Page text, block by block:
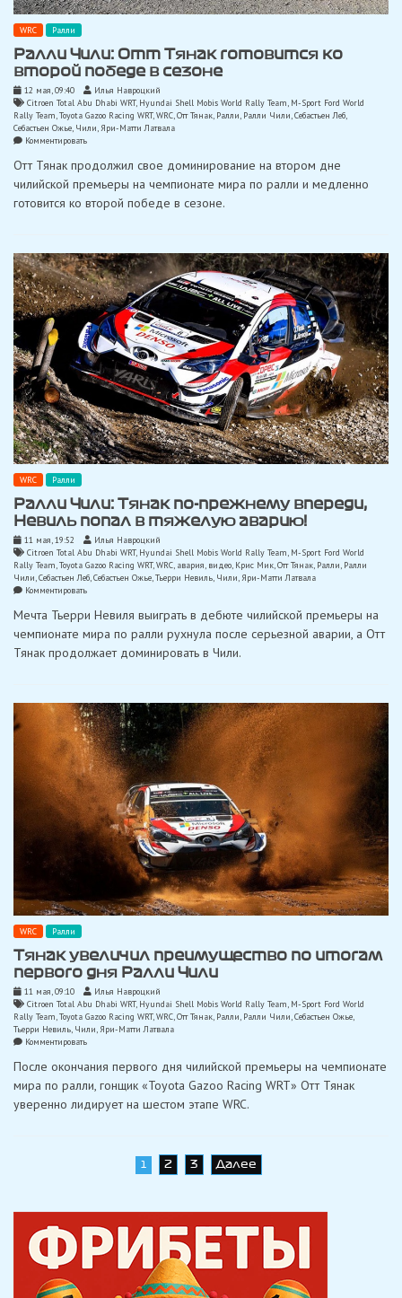
WRC Ралли
Ралли Чили: Отт Тянак готовится ко
второй победе в сезоне
12 мая, 09:40
Илья Навроцкий
Citroen Total Abu Dhabi WRT, Hyundai Shell Mobis World Rally Team, M-Sport Ford World
Rally Team,Toyota Gazoo Racing WRT,WRC,Отт Тянак, Ралли, Ралли Чили,Себастьен Леб
Себастьен Ожье, Чили,Яри-Матти Латвала
Комментироватьon
Чили:
Тянак
готовится
в
сезоне
Отт Тянак продолжил свое доминирование на втором дне
чилийской премьеры на чемпионате мира по ралли и медленно
готовится ко второй победе в сезоне.
WRC Ралли
Ралли Чили: Тянак по-прежнему впереди,
Невиль попал в тяжелую аварию!
11 мая, 19:52
Илья Навроцкий
Citroen Total Abu Dhabi WRT, Hyundai Shell Mobis World Rally Team, M-Sport Ford World
Rally Team,Toyota Gazoo Racing WRT,WRC, авария, видео, Крис Мик,Отт Тянак, Ралли, Ралли
Чили,Себастьен Леб,Себастьен Ожье,Тьерри Невиль, Чили,Яри-Матти Латвала
Комментироватьon
Чили:
по-
прежнему
в
тяжелую
аварию!
Мечта Тьерри Невиля выиграть в дебюте чилийской премьеры на
чемпионате мира по ралли рухнула после серьезной аварии, а Отт
Тянак продолжает доминировать в Чили.
WRC Ралли
Тянак увеличил преимущество по итогам
первого дня Ралли Чили
11 мая, 09:10
Илья Навроцкий
Citroen Total Abu Dhabi WRT, Hyundai Shell Mobis World Rally Team, M-Sport Ford World
Rally Team,Toyota Gazoo Racing WRT,WRC,Отт Тянак, Ралли, Ралли Чили,Себастьен Ожье
Тьерри Невиль, Чили,Яри-Матти Латвала
Комментироватьon
увеличил
по
итогам
После окончания первого дня чилийской премьеры на чемпионате
мира по ралли, гонщик «Toyota Gazoo Racing WRT» Отт Тянак
уверенно лидирует на шестом этапе WRC.
записям
2 3 Далее